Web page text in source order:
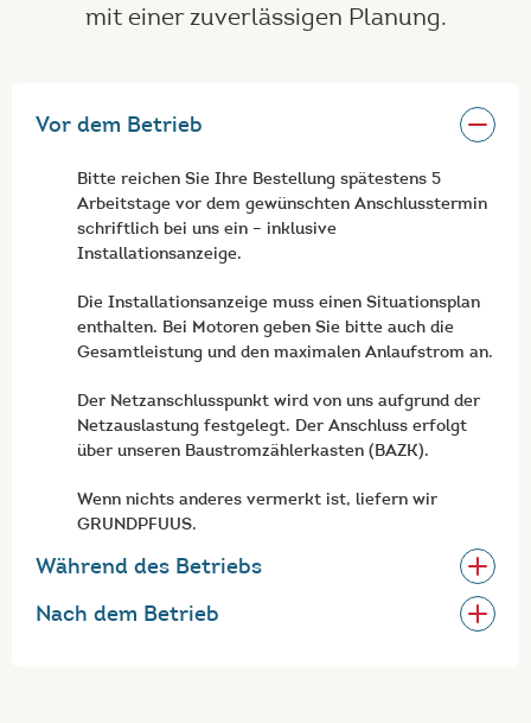
mit einer zuverlässigen Planung.
Vor dem Betrieb
Bitte reichen Sie Ihre Bestellung spätestens 5
Arbeitstage vor dem gewünschten Anschlusstermin
schriftlich bei uns ein – inklusive
Installationsanzeige.
Die Installationsanzeige muss einen Situationsplan
enthalten. Bei Motoren geben Sie bitte auch die
Gesamtleistung und den maximalen Anlaufstrom an.
Der Netzanschlusspunkt wird von uns aufgrund der
Netzauslastung festgelegt. Der Anschluss erfolgt
über unseren Baustromzählerkasten (BAZK).
Wenn nichts anderes vermerkt ist, liefern wir
GRUNDPFUUS.
Während des Betriebs
Nach dem Betrieb